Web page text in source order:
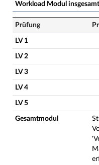
Workload Modul insgesamt
Prüfung
LV 1
LV 2
LV 3
LV 4
LV 5
Gesamtmodul